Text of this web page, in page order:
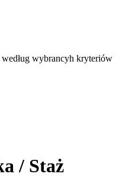
wybrancyh kryteriów
/ Staż